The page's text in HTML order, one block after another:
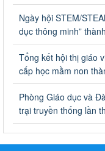
Triển khai Kế hoạch
phong trào vệ sinh
năm 2023
Triển khai Kế hoạch
trào vệ sinh yêu nước
Ngày ban hành: 10/08/
Khẩn trương triển
Ngày hội STEM/
dục thông minh”
Tổng kết hội thị giáo
cấp học mầm non
Phòng Giáo dục và
trại truyền thống lần